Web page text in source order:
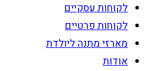
לקוחות עסקיים
לקוחות פרטיים
מארזי מתנה ליולדת
אודות